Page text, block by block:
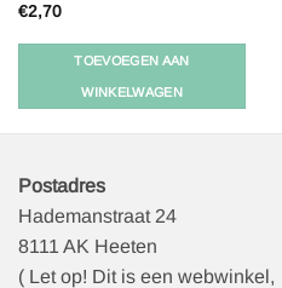
€2,70
TOEVOEGEN AAN
WINKELWAGEN
Postadres
Hademanstraat 24
8111 AK Heeten
( Let op! Dit is een webwinkel,